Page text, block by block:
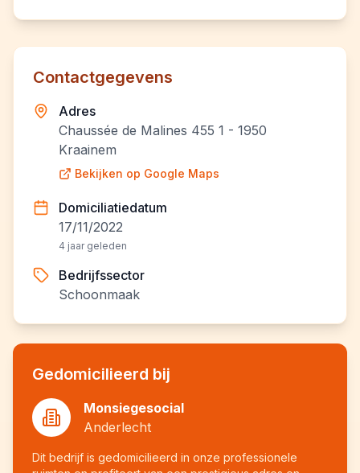
Contactgegevens
Adres
Chaussée de Malines 455 1 - 1950
Kraainem
Bekijken op Google Maps
Domiciliatiedatum
17/11/2022
4 jaar geleden
Bedrijfssector
Schoonmaak
Gedomicilieerd bij
Monsiegesocial
Anderlecht
Dit bedrijf is gedomicilieerd in onze professionele